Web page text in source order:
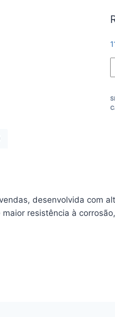
desenvolvida com
resistência à